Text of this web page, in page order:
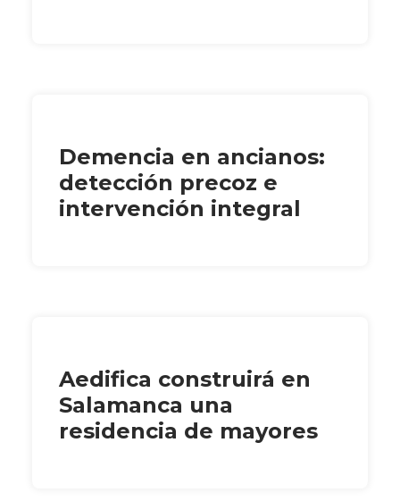
Demencia en ancianos:
detección precoz e
intervención integral
Aedifica construirá en
Salamanca una
residencia de mayores